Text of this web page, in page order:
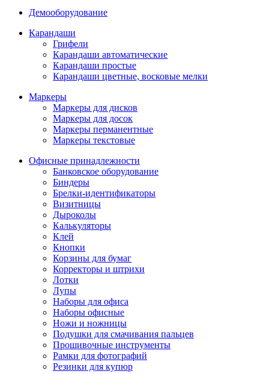
Демооборудование
Карандаши
Грифели
Карандаши автоматические
Карандаши простые
Карандаши цветные, восковые мелки
Маркеры
Маркеры для дисков
Маркеры для досок
Маркеры перманентные
Маркеры текстовые
Офисные принадлежности
Банковское оборудование
Биндеры
Брелки-идентификаторы
Визитницы
Дыроколы
Калькуляторы
Клей
Кнопки
Корзины для бумаг
Корректоры и штрихи
Лотки
Лупы
Наборы для офиса
Наборы офисные
Ножи и ножницы
Подушки для смачивания пальцев
Прошивочные инструменты
Рамки для фотографий
Резинки для купюр